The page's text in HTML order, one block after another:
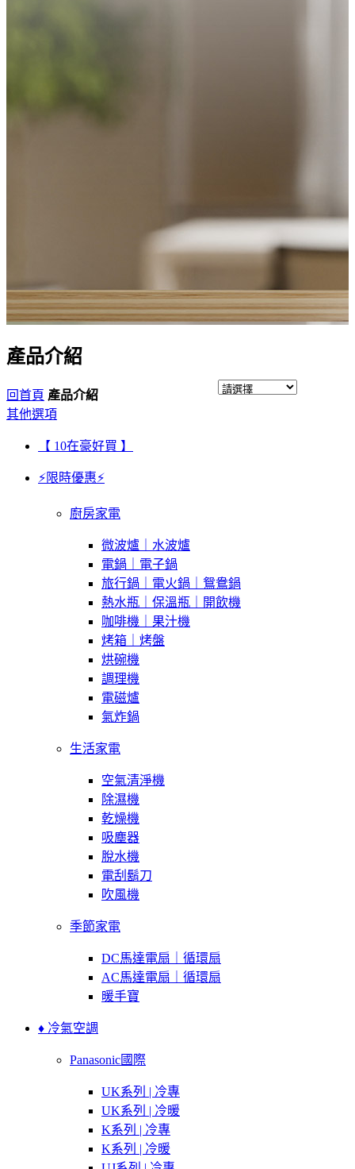
產品介紹
回首頁 產品介紹
其他選項
【 10在豪好買 】
⚡限時優惠⚡
廚房家電
微波爐｜水波爐
電鍋｜電子鍋
旅行鍋｜電火鍋｜鴛鴦鍋
熱水瓶｜保溫瓶｜開飲機
咖啡機｜果汁機
烤箱｜烤盤
烘碗機
調理機
電磁爐
氣炸鍋
生活家電
空氣清淨機
除濕機
乾燥機
吸塵器
脫水機
電刮鬍刀
吹風機
季節家電
DC馬達電扇｜循環扇
AC馬達電扇｜循環扇
暖手寶
♦ 冷氣空調
Panasonic國際
UK系列 | 冷專
UK系列 | 冷暖
K系列 | 冷專
K系列 | 冷暖